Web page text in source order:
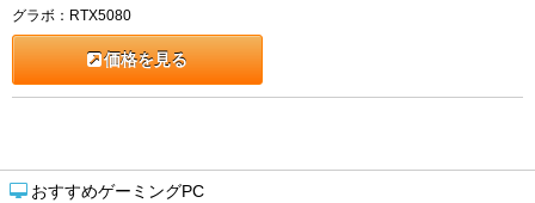
おすすめゲーミングPC
グラボ：RTX5080
価格を見る